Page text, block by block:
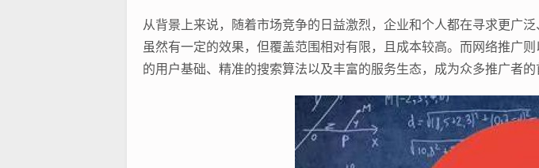
从背景上来说，随着市场竞争的日益激烈，企业和个人都在寻求更广
虽然有一定的效果，但覆盖范围相对有限，且成本较高。而网络推广
的用户基础、精准的搜索算法以及丰富的服务生态，成为众多推广者的